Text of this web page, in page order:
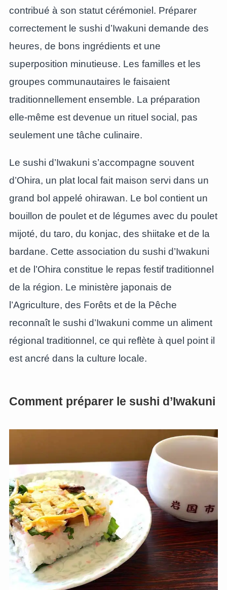
contribué à son statut cérémoniel. Préparer
correctement le sushi d’Iwakuni demande des
heures, de bons ingrédients et une
superposition minutieuse. Les familles et les
groupes communautaires le faisaient
traditionnellement ensemble. La préparation
elle-même est devenue un rituel social, pas
seulement une tâche culinaire.
Le sushi d’Iwakuni s’accompagne souvent
d’Ohira, un plat local fait maison servi dans un
grand bol appelé ohirawan. Le bol contient un
bouillon de poulet et de légumes avec du poulet
mijoté, du taro, du konjac, des shiitake et de la
bardane. Cette association du sushi d’Iwakuni
et de l’Ohira constitue le repas festif traditionnel
de la région. Le ministère japonais de
l’Agriculture, des Forêts et de la Pêche
reconnaît le sushi d’Iwakuni comme un aliment
régional traditionnel, ce qui reflète à quel point il
est ancré dans la culture locale.
Comment préparer le sushi d’Iwakuni